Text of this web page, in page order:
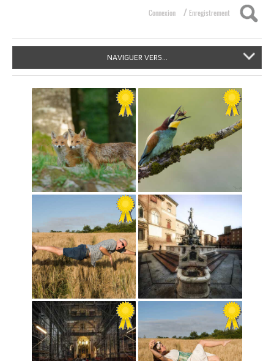
Connexion / Enregistrement
NAVIGUER VERS...